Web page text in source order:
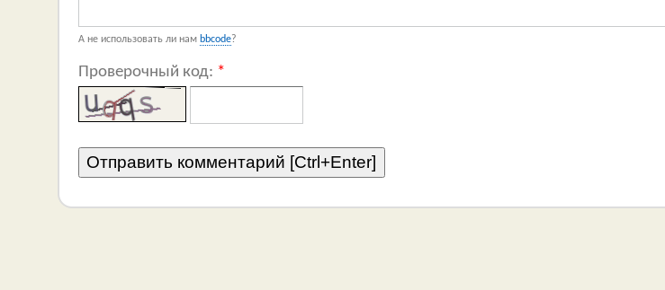
А не использовать ли нам bbcode?
Проверочный код: *